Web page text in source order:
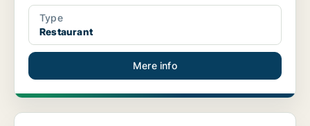
Type
Restaurant
Mere info
Boligudlejningsejendom i Bjerringbro